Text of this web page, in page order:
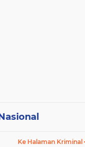
Ke Halaman Kriminal